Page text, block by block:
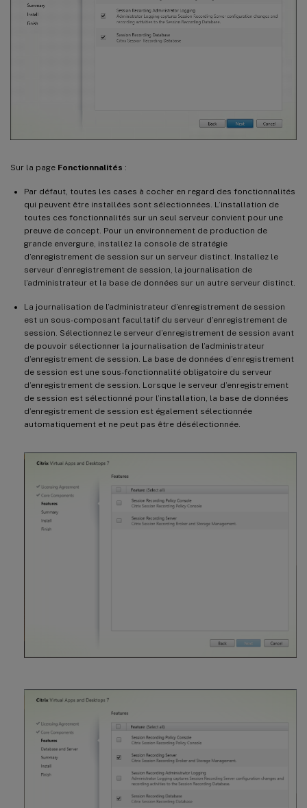
Sur la page Fonctionnalités :
Par défaut, toutes les cases à cocher en regard des fonctionnalités
qui peuvent être installées sont sélectionnées. L’installation de
toutes ces fonctionnalités sur un seul serveur convient pour une
preuve de concept. Pour un environnement de production de
grande envergure, installez la console de stratégie
d’enregistrement de session sur un serveur distinct. Installez le
serveur d’enregistrement de session, la journalisation de
l’administrateur et la base de données sur un autre serveur distinct.
La journalisation de l’administrateur d’enregistrement de session
est un sous-composant facultatif du serveur d’enregistrement de
session. Sélectionnez le serveur d’enregistrement de session avant
de pouvoir sélectionner la journalisation de l’administrateur
d’enregistrement de session. La base de données d’enregistrement
de session est une sous-fonctionnalité obligatoire du serveur
d’enregistrement de session. Lorsque le serveur d’enregistrement
de session est sélectionné pour l’installation, la base de données
d’enregistrement de session est également sélectionnée
automatiquement et ne peut pas être désélectionnée.